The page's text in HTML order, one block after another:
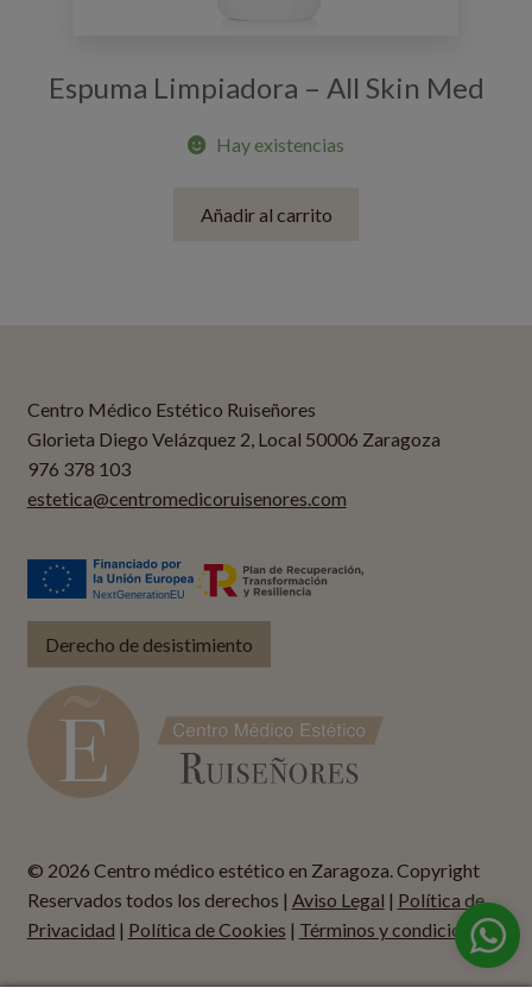
Espuma Limpiadora – All Skin Med
Hay existencias
Añadir al carrito
Centro Médico Estético Ruiseñores
Glorieta Diego Velázquez 2, Local 50006 Zaragoza
976 378 103
estetica@centromedicoruisenores.com
Derecho de desistimiento
© 2026 Centro médico estético en Zaragoza. Copyright
Reservados todos los derechos | Aviso Legal | Política de
Privacidad | Política de Cookies | Términos y condiciones